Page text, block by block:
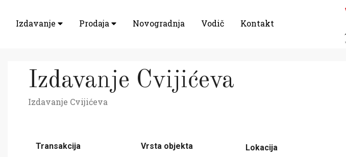
Izdavanje Prodaja Novogradnja Vodič Kontakt
Izdavanje Cvijićeva
Izdavanje Cvijićeva
Transakcija
Vrsta objekta
Lokacija